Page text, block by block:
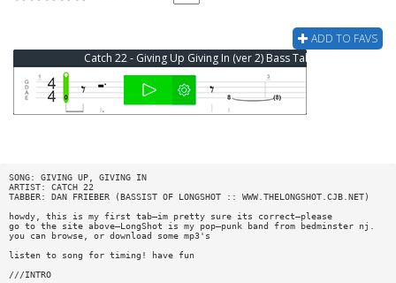
ADD TO FAVS
Catch 22 - Giving Up Giving In (ver 2) Bass Tab
SONG: GIVING UP, GIVING IN
ARTIST: CATCH 22
TABBER: DAN FRIEBER (BASSIST OF LONGSHOT :: WWW.THELONGSHOT.CJB.NET)
howdy, this is my first tab—im pretty sure its correct—please
go to the site above—LongShot is my pop—punk band from bedminster nj.
you can browse, or download some mp3's
listen to song for timing! have fun
///INTRO